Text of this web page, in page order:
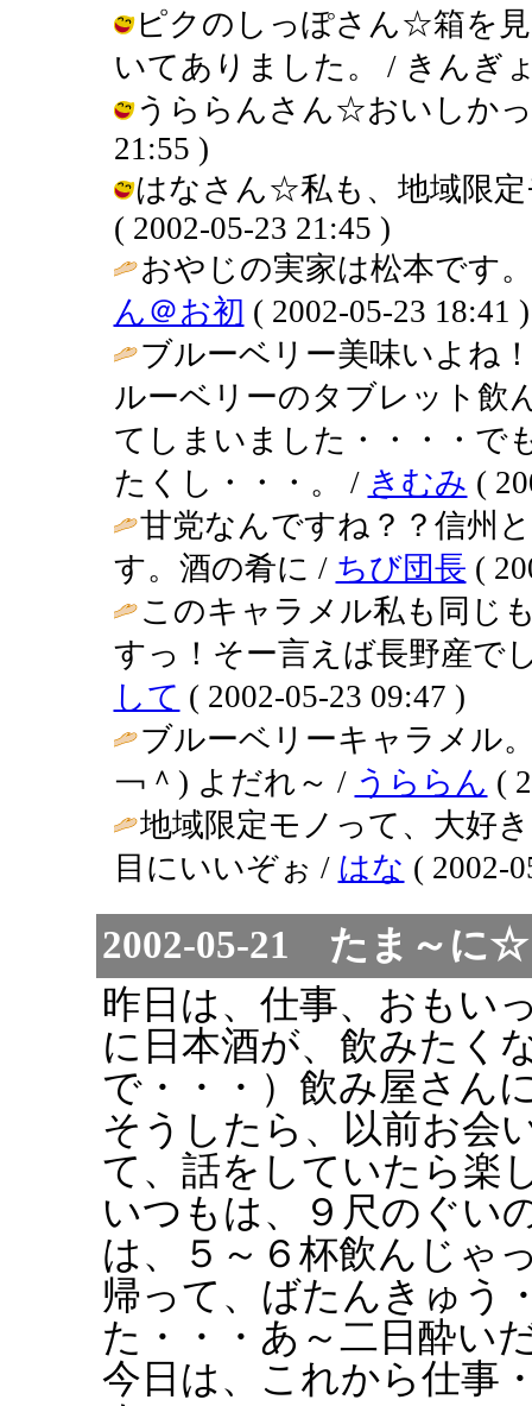
ピクのしっぽさん☆箱を
いてありました。 / きんぎ
うららんさん☆おいしかっ
21:55 )
はなさん☆私も、地域限
( 2002-05-23 21:45 )
おやじの実家は松本です
ん＠お初 ( 2002-05-23 18:41 )
ブルーベリー美味いよね
ルーベリーのタブレット飲
てしまいました・・・・で
たくし・・・。 / きむみ (
甘党なんですね？？信州
す。酒の肴に / ちび団長 (
このキャラメル私も同じ
すっ！そー言えば長野産で
して ( 2002-05-23 09:47 )
ブルーベリーキャラメル
￢＾) よだれ～ / うららん (
地域限定モノって、大好
目にいいぞぉ / はな ( 2002-
2002-05-21 たま～に
昨日は、仕事、おもい
に日本酒が、飲みたく
で・・・）飲み屋さん
そうしたら、以前お会
て、話をしていたら楽
いつもは、９尺のぐい
は、５～６杯飲んじゃ
帰って、ばたんきゅう
た・・・あ～二日酔い
今日は、これから仕事